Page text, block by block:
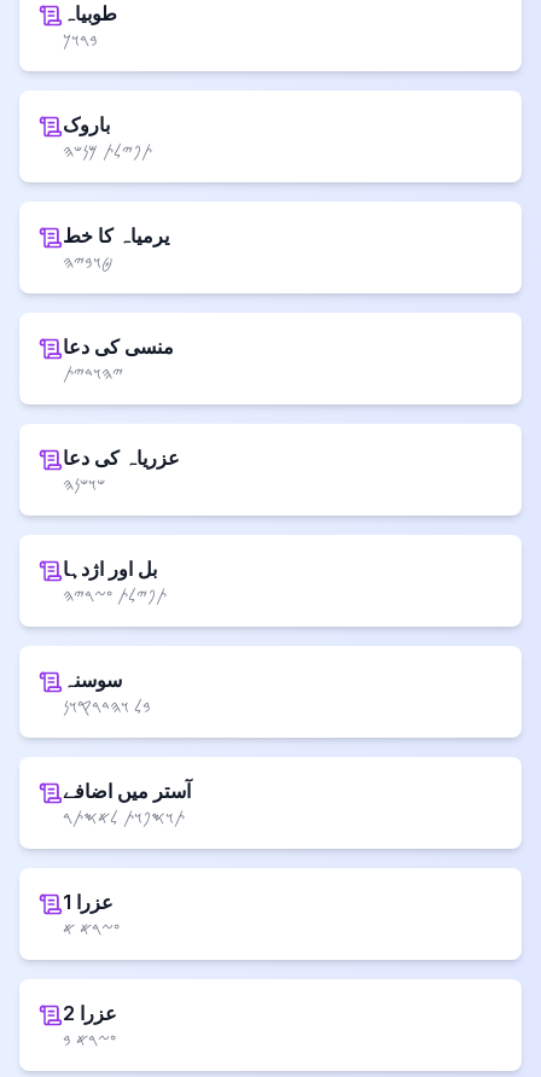
طوبیاہ
𐤁𐤓𐤅𐤊
باروک
𐤕𐤐𐤉𐤋𐤕 𐤌𐤍𐤔𐤄
یرمیاہ کا خط
𐤈𐤅𐤁𐤉𐤄
منسی کی دعا
𐤉𐤄𐤅𐤃𐤉𐤕
عزریاہ کی دعا
𐤔𐤅𐤔𐤍𐤄
بل اور اژدہا
𐤕𐤐𐤉𐤋𐤕 𐤏𐤆𐤓𐤉𐤄
سوسنہ
𐤁𐤋 𐤅𐤄𐤃𐤓𐤒𐤅𐤍
آستر میں اضافے
𐤕𐤅𐤎𐤐𐤅𐤕 𐤋𐤀𐤎𐤕𐤓
1 عزرا
𐤏𐤆𐤓𐤀 𐤀
2 عزرا
𐤏𐤆𐤓𐤀 𐤁